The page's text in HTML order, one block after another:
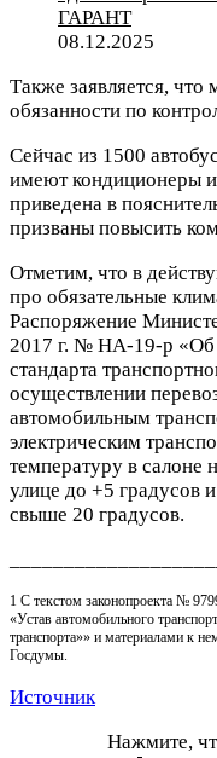
ГАРАНТ
08.12.2025
Также заявляется, что
обязанности по
Сейчас из 1500
имеют кондиционеры
приведена в
призваны повысить
Отметим, что в
про обязательные
Распоряжение
2017 г. № НА-19-р «Об
стандарта
осуществлении
автомобильным
электрическим
температуру в салоне
улице до +5 градусов
свыше 20 градусов.
1 С текстом законопроекта №
«Устав автомобильного
транспорта»» и материалами к
Госдумы.
Источник
Нажмите,